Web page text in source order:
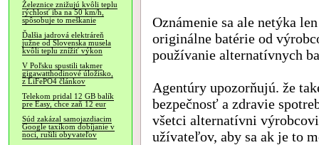
Železnice znižujú kvôli teplu
rýchlosť iba na 50 km/h,
spôsobuje to meškanie
Ďalšia jadrová elektráreň
južne od Slovenska musela
kvôli teplu znížiť výkon
V Poľsku spustili takmer
gigawatthodinové úložisko,
z LiFePO4 článkov
Telekom pridal 12 GB balík
pre Easy, chce zaň 12 eur
Súd zakázal samojazdiacim
Google taxíkom dobíjanie v
noci, rušili obyvateľov
Oznámenie sa ale netýka
originálne batérie od
používanie alternatívnych
Agentúry upozorňujú. že
bezpečnosť a zdravie
všetci alternatívni
užívateľov, aby sa ak je to